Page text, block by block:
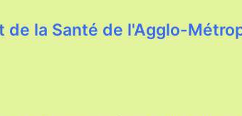
la Santé de l'Agglo-